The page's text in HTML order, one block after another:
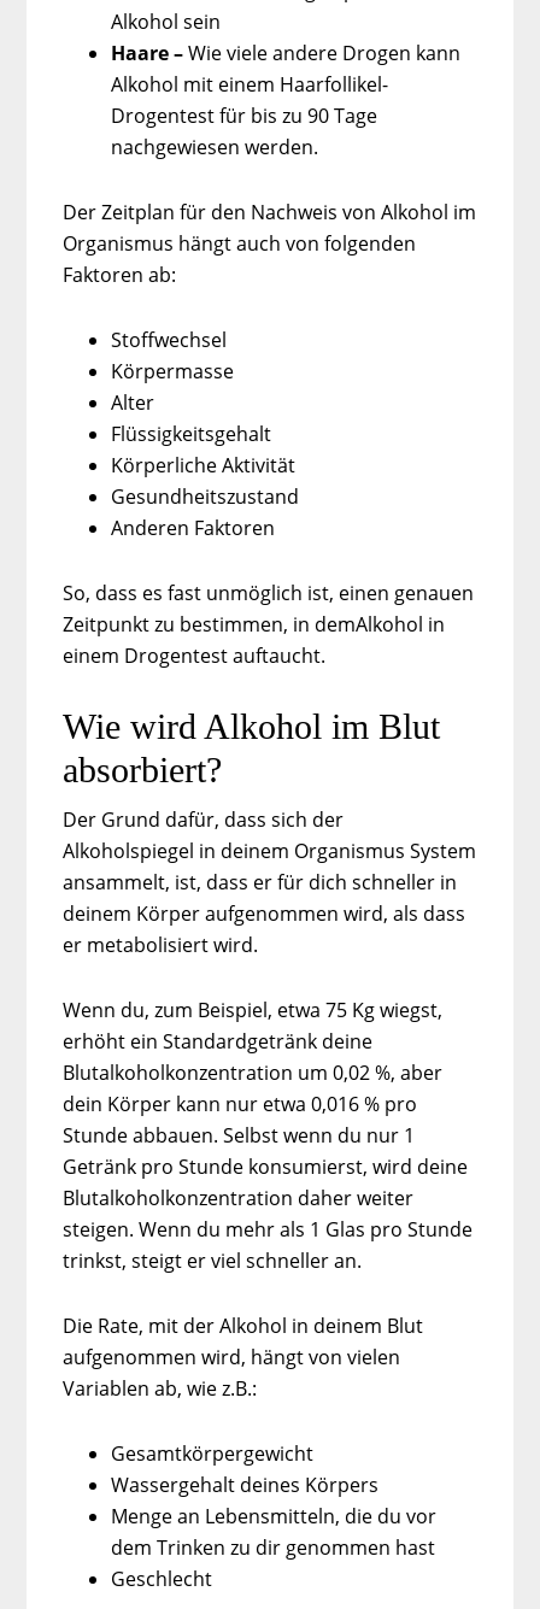
Alkohol sein
Haare –Wie viele andere Drogen kann
Alkohol mit einem Haarfollikel-
Drogentest für bis zu 90 Tage
nachgewiesen werden.
Der Zeitplan für den Nachweis von Alkohol im
Organismus hängt auch von folgenden
Faktoren ab:
Stoffwechsel
Körpermasse
Alter
Flüssigkeitsgehalt
Körperliche Aktivität
Gesundheitszustand
Anderen Faktoren
So, dass es fast unmöglich ist, einen genauen
Zeitpunkt zu bestimmen, in demAlkohol in
einem Drogentest auftaucht.
Wie wird Alkohol im Blut
absorbiert?
Der Grund dafür, dass sich der
Alkoholspiegel in deinem Organismus System
ansammelt, ist, dass er für dich schneller in
deinem Körper aufgenommen wird, als dass
er metabolisiert wird.
Wenn du, zum Beispiel, etwa 75 Kg wiegst,
erhöht ein Standardgetränk deine
Blutalkoholkonzentration um 0,02 %, aber
dein Körper kann nur etwa 0,016 % pro
Stunde abbauen. Selbst wenn du nur 1
Getränk pro Stunde konsumierst, wird deine
Blutalkoholkonzentration daher weiter
steigen. Wenn du mehr als 1 Glas pro Stunde
trinkst, steigt er viel schneller an.
Die Rate, mit der Alkohol in deinem Blut
aufgenommen wird, hängt von vielen
Variablen ab, wie z.B.:
Gesamtkörpergewicht
Wassergehalt deines Körpers
Menge an Lebensmitteln, die du vor
dem Trinken zu dir genommen hast
Geschlecht